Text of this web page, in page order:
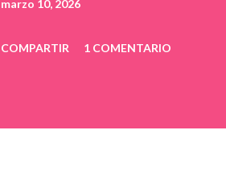
marzo 10, 2026
COMPARTIR 1 COMENTARIO